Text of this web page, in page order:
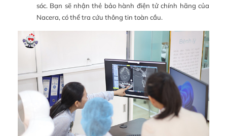
sóc. Bạn sẽ nhận thẻ bảo hành điện tử chính hãng của
Nacera, có thể tra cứu thông tin toàn cầu.